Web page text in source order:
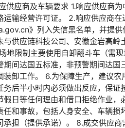
应商及车辆要求 1.响应供应商
输经营许可证。 2.响应供应商
》列入失信黑名单，并提
供应链科技公司、安徽金岩高
限制主要使用自卸翻斗车（需现
间达国五标准，非预警期间达
卸工作。 6.为保障生产，建议
后半小时内必须做出反应，保证
日等任何理由和借口拒绝作业
和事故，包括人身安全、车辆
担（提供承诺）。 8.成交供应